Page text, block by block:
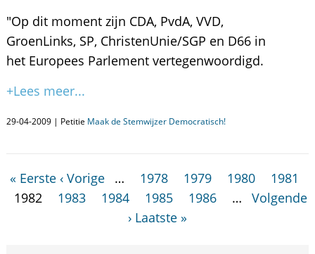
"Op dit moment zijn CDA, PvdA, VVD,
GroenLinks, SP, ChristenUnie/SGP en D66 in
het Europees Parlement vertegenwoordigd.
+Lees meer...
29-04-2009 | Petitie Maak de Stemwijzer Democratisch!
« Eerste ‹ Vorige … 1978 1979 1980
1981
1982
1983 1984 1985 1986 …
Volgende
› Laatste »